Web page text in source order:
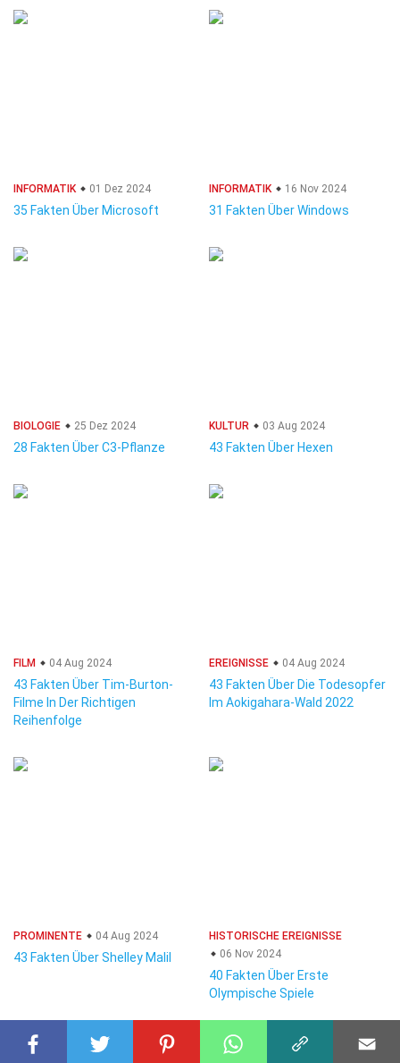
INFORMATIK 01 Dez 2024
35 Fakten Über Microsoft
INFORMATIK 16 Nov 2024
31 Fakten Über Windows
BIOLOGIE 25 Dez 2024
28 Fakten Über C3-Pflanze
KULTUR 03 Aug 2024
43 Fakten Über Hexen
FILM 04 Aug 2024
43 Fakten Über Tim-Burton-
Filme In Der Richtigen
Reihenfolge
EREIGNISSE 04 Aug 2024
43 Fakten Über Die Todesopfer
Im Aokigahara-Wald 2022
PROMINENTE 04 Aug 2024
43 Fakten Über Shelley Malil
HISTORISCHE EREIGNISSE
06 Nov 2024
40 Fakten Über Erste
Olympische Spiele